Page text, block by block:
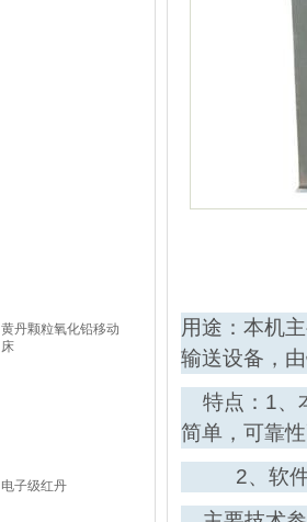
用途：本机
输送设备，
特点：1、
简单，可靠
2、软件控
黄丹颗粒氧化铅移动
床
电子级红丹